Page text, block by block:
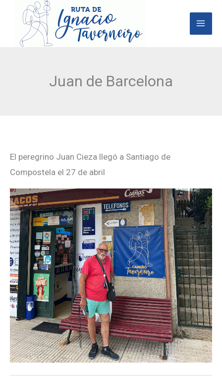
contenido
Juan de Barcelona
El peregrino Juan Cieza llegó a Santiago de
Compostela el 27 de abril